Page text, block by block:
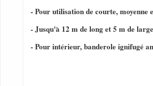
- Pour utilisation de courte, moyenne
- Jusqu'à 12 m de long et 5 m de
- Pour intérieur, banderole ignifugé